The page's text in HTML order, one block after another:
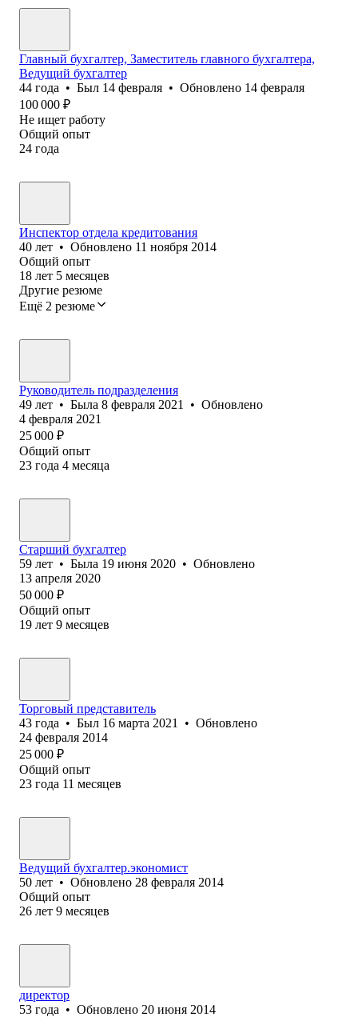
Главный бухгалтер, Заместитель главного бухгалтера,
Ведущий бухгалтер
44 года • Был 14 февраля • Обновлено 14 февраля
100 000 ₽
Не ищет работу
Общий опыт
24 года
Инспектор отдела кредитования
40 лет • Обновлено 11 ноября 2014
Общий опыт
18 лет 5 месяцев
Другие резюме
Ещё 2 резюме
Руководитель подразделения
49 лет • Была 8 февраля 2021 • Обновлено
4 февраля 2021
25 000 ₽
Общий опыт
23 года 4 месяца
Старший бухгалтер
59 лет • Была 19 июня 2020 • Обновлено
13 апреля 2020
50 000 ₽
Общий опыт
19 лет 9 месяцев
Торговый представитель
43 года • Был 16 марта 2021 • Обновлено
24 февраля 2014
25 000 ₽
Общий опыт
23 года 11 месяцев
Ведущий бухгалтер.экономист
50 лет • Обновлено 28 февраля 2014
Общий опыт
26 лет 9 месяцев
директор
53 года • Обновлено 20 июня 2014